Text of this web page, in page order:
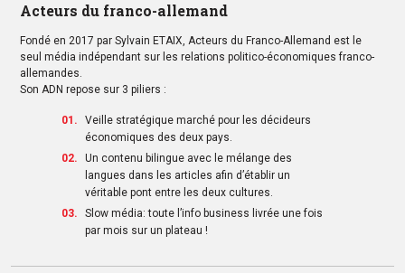
Acteurs du franco-allemand
Fondé en 2017 par Sylvain ETAIX, Acteurs du Franco-Allemand est le
seul média indépendant sur les relations politico-économiques franco-
allemandes.
Son ADN repose sur 3 piliers :
Veille stratégique marché pour les décideurs
économiques des deux pays.
Un contenu bilingue avec le mélange des
langues dans les articles afin d’établir un
véritable pont entre les deux cultures.
Slow média: toute l’info business livrée une fois
par mois sur un plateau !